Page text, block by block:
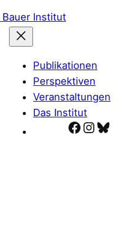
Publikationen
Perspektiven
Veranstaltungen
Das Institut
Facebook